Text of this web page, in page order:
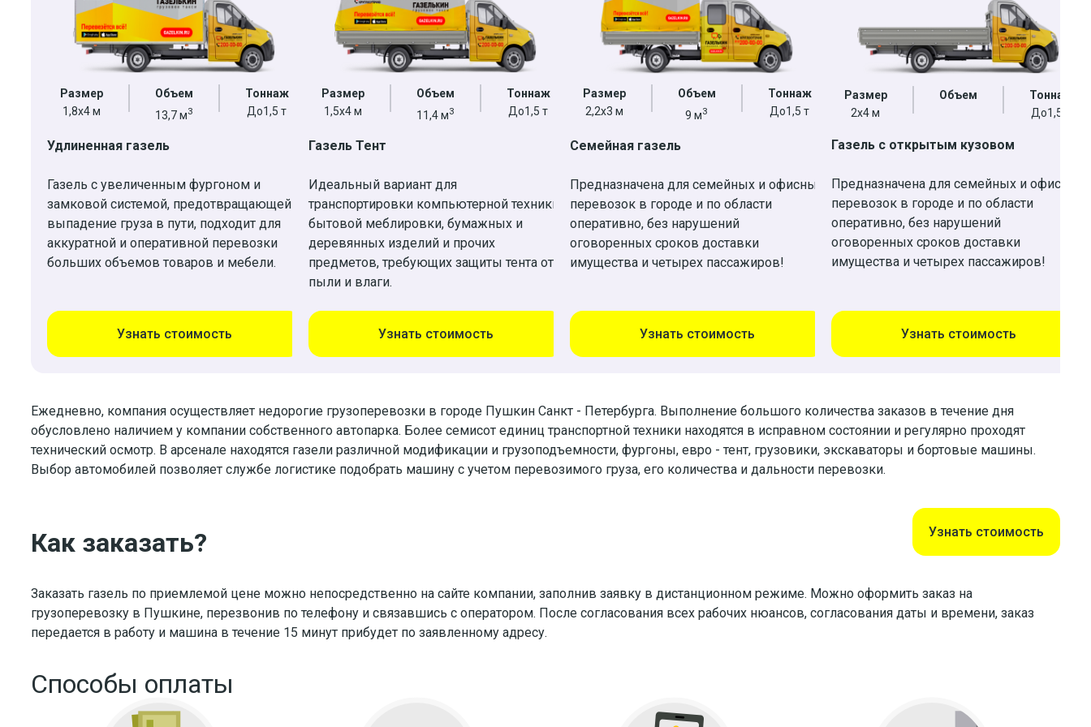
Размер
1,8х4 м
Объем
13,7 м3
Тоннаж
До1,5 т
Удлиненная газель
Газель с увеличенным фургоном и
замковой системой, предотвращающей
выпадение груза в пути, подходит для
аккуратной и оперативной перевозки
больших объемов товаров и мебели.
Узнать стоимость
Размер
1,5x4 м
Объем
11,4 м3
Тоннаж
До1,5 т
Газель Тент
Идеальный вариант для
транспортировки компьютерной техники,
бытовой меблировки, бумажных и
деревянных изделий и прочих
предметов, требующих защиты тента от
пыли и влаги.
Узнать стоимость
Размер
2,2x3 м
Объем
9 м3
Тоннаж
До1,5 т
Семейная газель
Предназначена для семейных и офисных
перевозок в городе и по области
оперативно, без нарушений
оговоренных сроков доставки
имущества и четырех пассажиров!
Узнать стоимость
Размер
2х4 м
Объем
Тоннаж
До1,5 т
Газель с открытым кузовом
Предназначена для семейных и офисных
перевозок в городе и по области
оперативно, без нарушений
оговоренных сроков доставки
имущества и четырех пассажиров!
Узнать стоимость
Ежедневно, компания осуществляет недорогие грузоперевозки в городе Пушкин Санкт - Петербурга. Выполнение большого количества заказов в течение дня
обусловлено наличием у компании собственного автопарка. Более семисот единиц транспортной техники находятся в исправном состоянии и регулярно проходят
технический осмотр. В арсенале находятся газели различной модификации и грузоподъемности, фургоны, евро - тент, грузовики, экскаваторы и бортовые машины.
Выбор автомобилей позволяет службе логистике подобрать машину с учетом перевозимого груза, его количества и дальности перевозки.
Как заказать? Узнать стоимость
Заказать газель по приемлемой цене можно непосредственно на сайте компании, заполнив заявку в дистанционном режиме. Можно оформить заказ на
грузоперевозку в Пушкине, перезвонив по телефону и связавшись с оператором. После согласования всех рабочих нюансов, согласования даты и времени, заказ
передается в работу и машина в течение 15 минут прибудет по заявленному адресу.
Способы оплаты